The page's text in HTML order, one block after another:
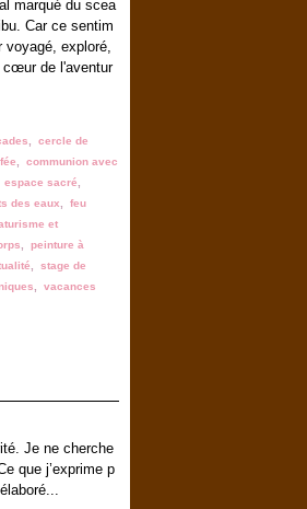
marqué du scea
Car ce sentim
voyagé, exploré,
cœur de l'aventur
cercle de
communion avec
espace sacré
des eaux
feu
et
peinture à
stage de
vacances
Je ne cherche
que j’exprime p